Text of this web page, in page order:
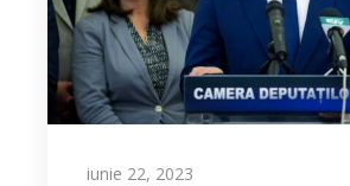
iunie 22, 2023